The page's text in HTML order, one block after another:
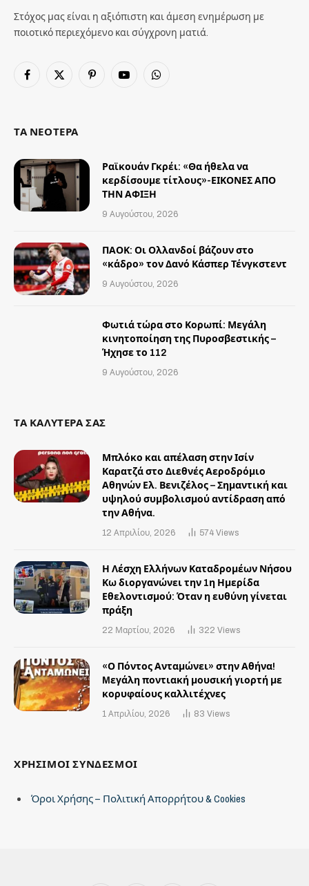
Στόχος μας είναι η αξιόπιστη και άμεση ενημέρωση με
ποιοτικό περιεχόμενο και σύγχρονη ματιά.
Facebook
X
PinterestYouTubeWhatsApp
ΤΑ ΝΕΟΤΕΡΑ
Ραϊκουάν Γκρέι: «Θα ήθελα να
κερδίσουμε τίτλους»-ΕΙΚΟΝΕΣ ΑΠΟ
ΤΗΝ ΑΦΙΞΗ
9 Αυγούστου, 2026
ΠΑΟΚ: Οι Ολλανδοί βάζουν στο
«κάδρο» τον Δανό Κάσπερ Τένγκστεντ
9 Αυγούστου, 2026
Φωτιά τώρα στο Κορωπί: Μεγάλη
κινητοποίηση της Πυροσβεστικής –
Ήχησε το 112
9 Αυγούστου, 2026
ΤΑ ΚΑΛΥΤΕΡΑ ΣΑΣ
Μπλόκο και απέλαση στην Ισίν
Καρατζά στο Διεθνές Αεροδρόμιο
Αθηνών Ελ. Βενιζέλος – Σημαντική και
υψηλού συμβολισμού αντίδραση από
την Αθήνα.
12 Απριλίου, 2026 574 Views
Η Λέσχη Ελλήνων Καταδρομέων Νήσου
Κω διοργανώνει την 1η Ημερίδα
Εθελοντισμού: Όταν η ευθύνη γίνεται
πράξη
22 Μαρτίου, 2026 322 Views
«Ο Πόντος Ανταμώνει» στην Αθήνα!
Mεγάλη ποντιακή μουσική γιορτή με
κορυφαίους καλλιτέχνες
1 Απριλίου, 2026 83 Views
ΧΡΗΣΙΜΟΙ ΣΥΝΔΕΣΜΟΙ
Όροι Χρήσης – Πολιτική Απορρήτου & Cookies